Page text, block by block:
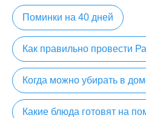
Поминки на 40 дней
Как правильно провести
Когда можно убирать в
Какие блюда готовят на